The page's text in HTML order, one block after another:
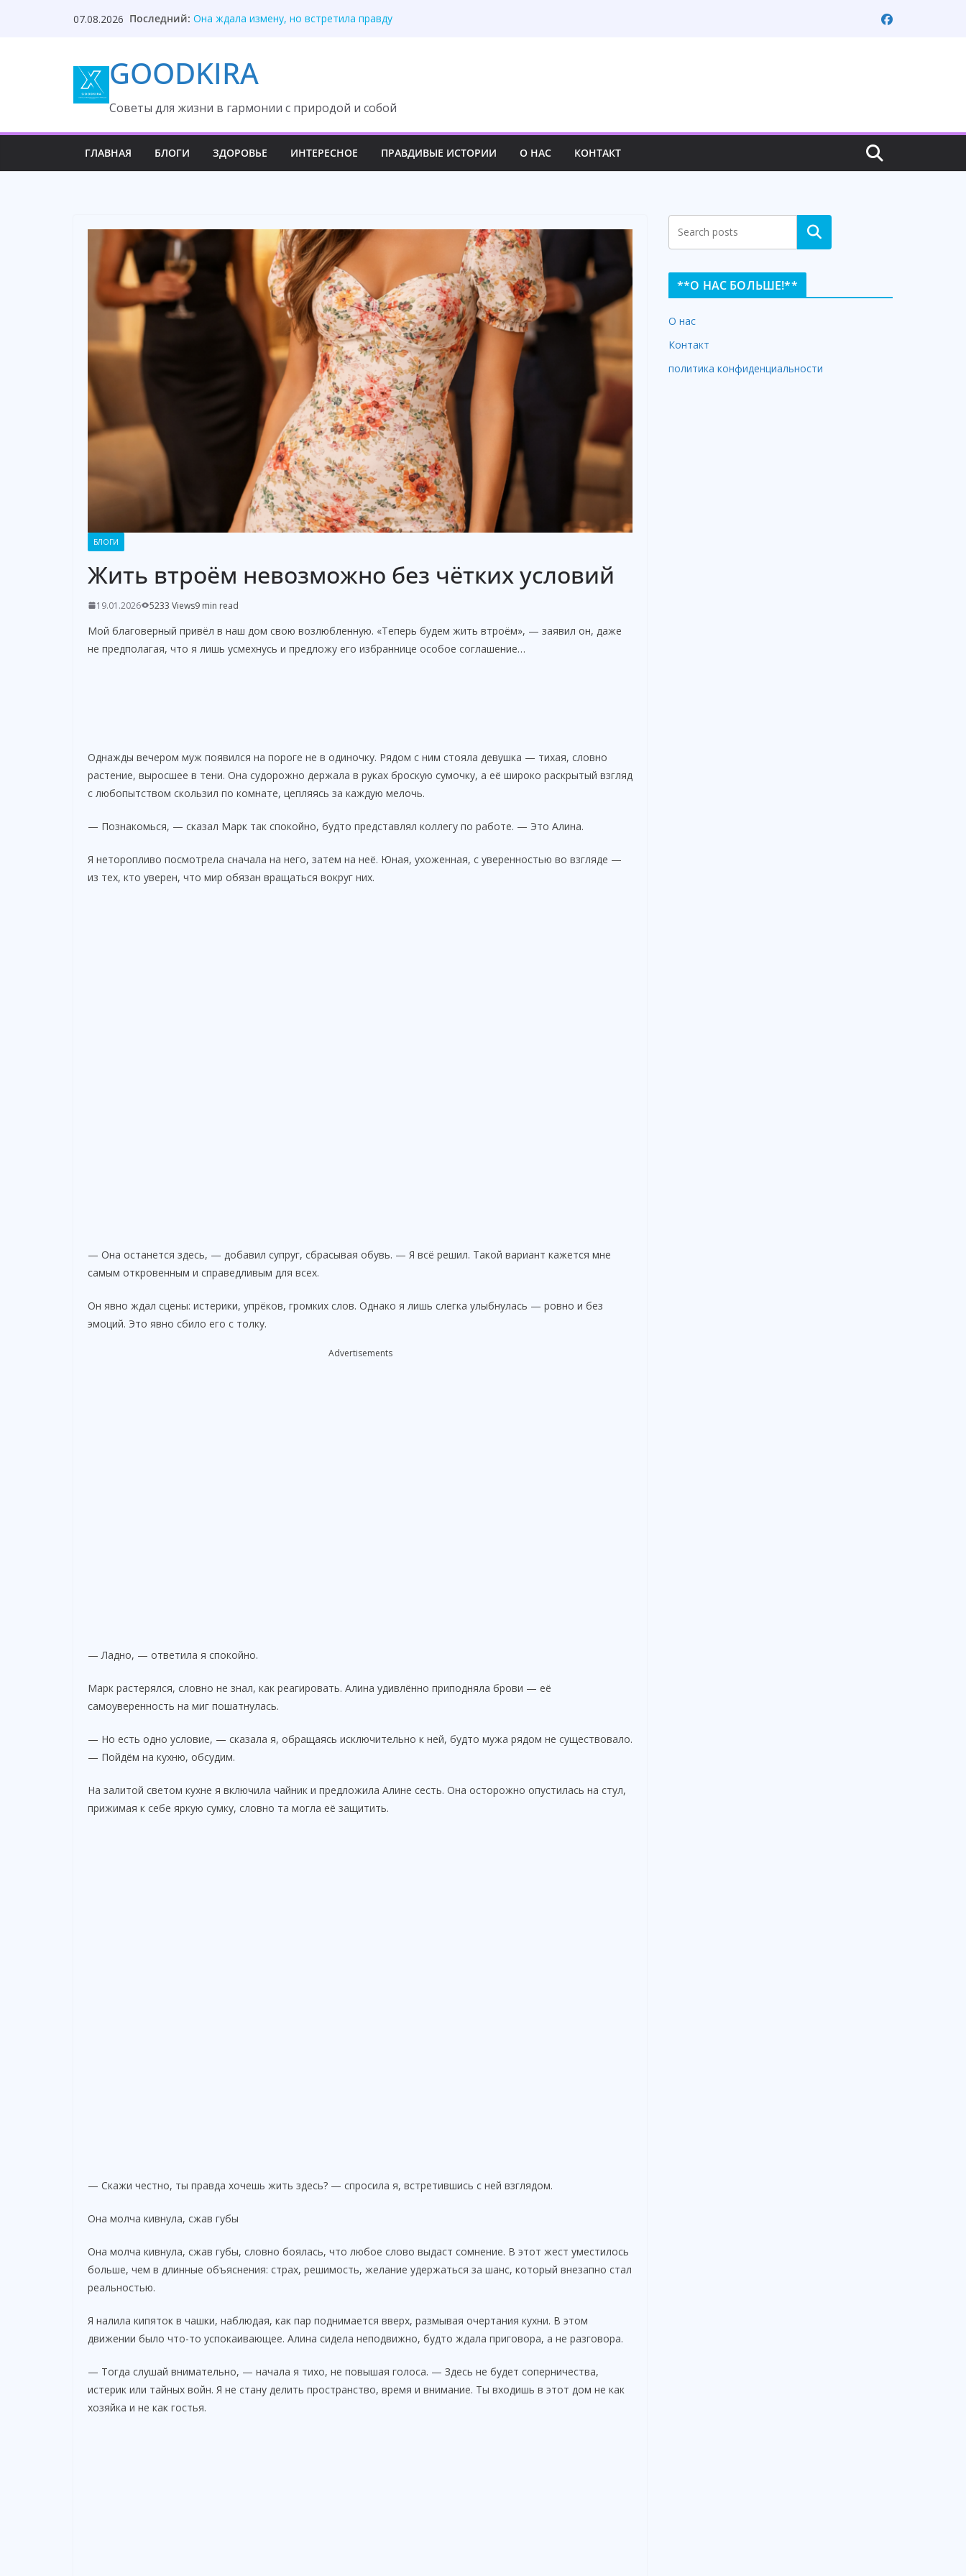
07.08.2026 Последний: Она ждала измену, но встретила правду
Они забыли, кто оплатил роскошный вечер
Один торт изменил судьбу семьи навсегда
GOODKIRA
Cоветы для жизни в гармонии с природой и собой
ГЛАВНАЯ БЛОГИ ЗДОРОВЬЕ ИНТЕРЕСНОЕ ПРАВДИВЫЕ ИСТОРИИ О НАС КОНТАКТ
БЛОГИ
Жить втроём невозможно без чётких условий
19.01.2026 5233 Views9 min read
Мой благоверный привёл в наш дом свою возлюбленную. «Теперь будем жить втроём», — заявил он, даже
не предполагая, что я лишь усмехнусь и предложу его избраннице особое соглашение…
Однажды вечером муж появился на пороге не в одиночку. Рядом с ним стояла девушка — тихая, словно
растение, выросшее в тени. Она судорожно держала в руках броскую сумочку, а её широко раскрытый взгляд
с любопытством скользил по комнате, цепляясь за каждую мелочь.
— Познакомься, — сказал Марк так спокойно, будто представлял коллегу по работе. — Это Алина.
Я неторопливо посмотрела сначала на него, затем на неё. Юная, ухоженная, с уверенностью во взгляде —
из тех, кто уверен, что мир обязан вращаться вокруг них.
— Она останется здесь, — добавил супруг, сбрасывая обувь. — Я всё решил. Такой вариант кажется мне
самым откровенным и справедливым для всех.
Он явно ждал сцены: истерики, упрёков, громких слов. Однако я лишь слегка улыбнулась — ровно и без
эмоций. Это явно сбило его с толку.
Advertisements
— Ладно, — ответила я спокойно.
Марк растерялся, словно не знал, как реагировать. Алина удивлённо приподняла брови — её
самоуверенность на миг пошатнулась.
— Но есть одно условие, — сказала я, обращаясь исключительно к ней, будто мужа рядом не существовало.
— Пойдём на кухню, обсудим.
На залитой светом кухне я включила чайник и предложила Алине сесть. Она осторожно опустилась на стул,
прижимая к себе яркую сумку, словно та могла её защитить.
— Скажи честно, ты правда хочешь жить здесь? — спросила я, встретившись с ней взглядом.
Она молча кивнула, сжав губы
Она молча кивнула, сжав губы, словно боялась, что любое слово выдаст сомнение. В этот жест уместилось
больше, чем в длинные объяснения: страх, решимость, желание удержаться за шанс, который внезапно стал
реальностью.
Я налила кипяток в чашки, наблюдая, как пар поднимается вверх, размывая очертания кухни. В этом
движении было что-то успокаивающее. Алина сидела неподвижно, будто ждала приговора, а не разговора.
— Тогда слушай внимательно, — начала я тихо, не повышая голоса. — Здесь не будет соперничества,
истерик или тайных войн. Я не стану делить пространство, время и внимание. Ты входишь в этот дом не как
хозяйка и не как гостья.
Search
**О НАС БОЛЬШЕ!**
О нас
Контакт
политика конфиденциальности